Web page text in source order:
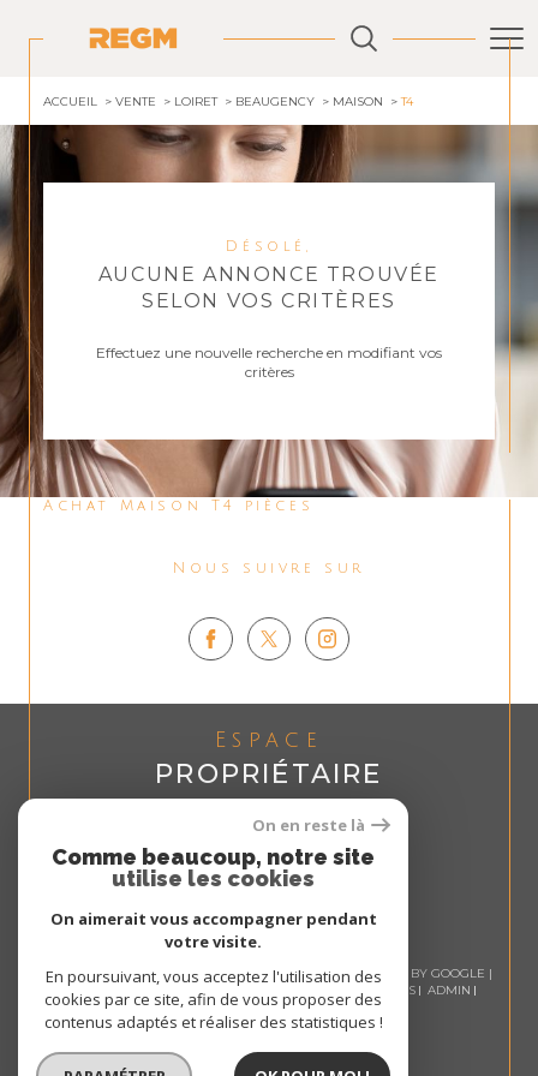
ACCUEIL VENTE LOIRET BEAUGENCY MAISON T4
Désolé,
AUCUNE ANNONCE TROUVÉE
SELON VOS CRITÈRES
Effectuez une nouvelle recherche en modifiant vos
critères
Achat Maison T4 pièces
Nous suivre sur
Espace
PROPRIÉTAIRE
Se connecter
© 2026 | TOUS DROITS RÉSERVÉS | TRADUCTION POWERED BY GOOGLE |
NOS HONORAIRES
PLAN DU SITE MENTIONS LÉGALES
ADMIN
NOS LIENS
POLITIQUE RGPD COOKIES
On en reste là
Comme beaucoup, notre site
utilise les cookies
On aimerait vous accompagner pendant
votre visite.
En poursuivant, vous acceptez l'utilisation des
cookies par ce site, afin de vous proposer des
contenus adaptés et réaliser des statistiques !